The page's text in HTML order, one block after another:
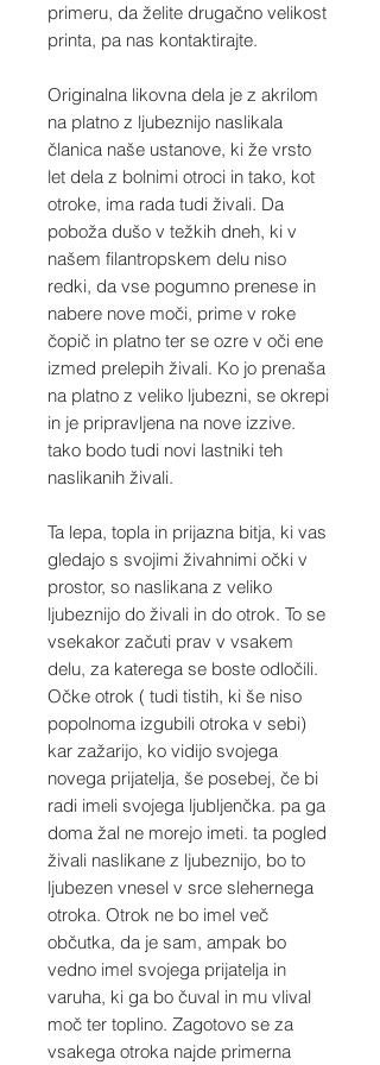
primeru, da želite drugačno velikost
printa, pa nas kontaktirajte.
Originalna likovna dela je z akrilom
na platno z ljubeznijo naslikala
članica naše ustanove, ki že vrsto
let dela z bolnimi otroci in tako, kot
otroke, ima rada tudi živali. Da
poboža dušo v težkih dneh, ki v
našem filantropskem delu niso
redki, da vse pogumno prenese in
nabere nove moči, prime v roke
čopič in platno ter se ozre v oči ene
izmed prelepih živali. Ko jo prenaša
na platno z veliko ljubezni, se okrepi
in je pripravljena na nove izzive.
tako bodo tudi novi lastniki teh
naslikanih živali.
Ta lepa, topla in prijazna bitja, ki vas
gledajo s svojimi živahnimi očki v
prostor, so naslikana z veliko
ljubeznijo do živali in do otrok. To se
vsekakor začuti prav v vsakem
delu, za katerega se boste odločili.
Očke otrok ( tudi tistih, ki še niso
popolnoma izgubili otroka v sebi)
kar zažarijo, ko vidijo svojega
novega prijatelja, še posebej, če bi
radi imeli svojega ljubljenčka. pa ga
doma žal ne morejo imeti. ta pogled
živali naslikane z ljubeznijo, bo to
ljubezen vnesel v srce slehernega
otroka. Otrok ne bo imel več
občutka, da je sam, ampak bo
vedno imel svojega prijatelja in
varuha, ki ga bo čuval in mu vlival
moč ter toplino. Zagotovo se za
vsakega otroka najde primerna